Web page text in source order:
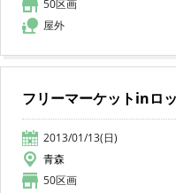
50区画
屋外
フリーマーケットinロ
2013/01/13(日)
青森
50区画